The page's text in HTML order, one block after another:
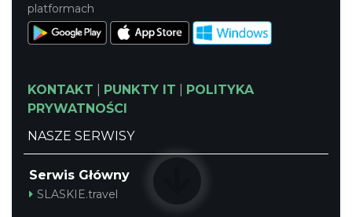
platformach
KONTAKT PUNKTY IT
POLITYKA
PRYWATNOŚCI
NASZE SERWISY
Serwis Główny
SLASKIE.travel